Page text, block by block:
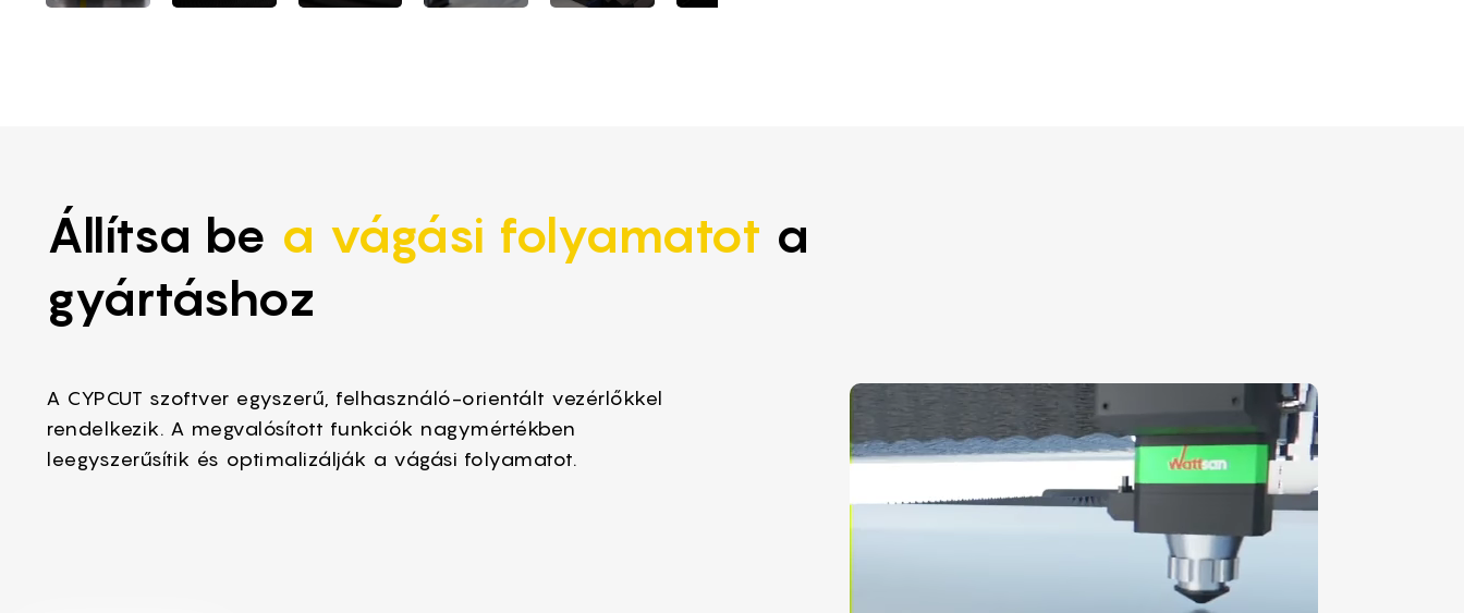
Állítsa be a vágási folyamatot a
gyártáshoz
A CYPCUT szoftver egyszerű, felhasználó-orientált vezérlőkkel
rendelkezik. A megvalósított funkciók nagymértékben
leegyszerűsítik és optimalizálják a vágási folyamatot.